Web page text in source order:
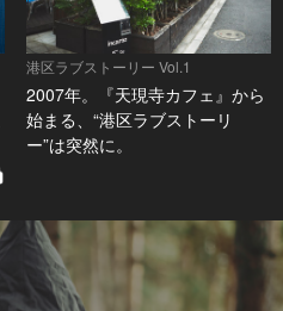
港区ラブストーリー Vol.1
2007年。『天現寺カフェ』から
始まる、“港区ラブストーリ
ー”は突然に。